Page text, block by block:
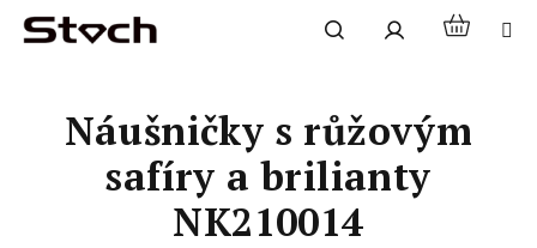
Hledat PřihlášeníNákupní
Náušničky s růžovým
safíry a brilianty
NK210014